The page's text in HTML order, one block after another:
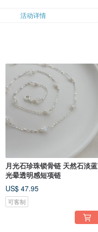
活动详情
月光石珍珠锁骨链 天然石淡蓝
光晕透明感短项链
US$ 47.95
可客制